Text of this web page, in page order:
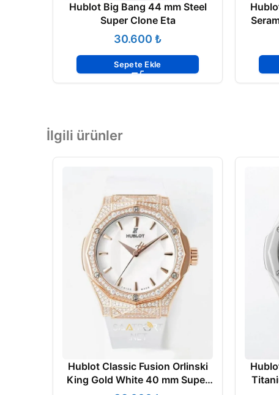
Hublot Big Bang 44 mm Steel
Super Clone Eta
₺
Sepete Ekle
İlgili ürünler
Hublot Classic Fusion Orlinski
King Gold White 40 mm Super